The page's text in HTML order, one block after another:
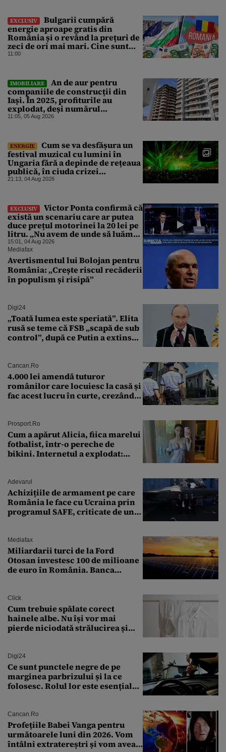
EXCLUSIV
Bulgarii cumpără
energie aproape gratis din
România și o revând la prețuri de
zeci de ori mai mari. Cine sunt
noii „băieți deștepți” din energie
11:00
IMOBILIARE
An de aur pentru
companiile de construcții din
Iași. În 2025, profiturile au
explodat, deși numărul
angajaților a scăzut
11:05, 05 Aug 2026
ENERGIE
Cum se va desfășura un
festival muzical cu lumini în
Ungaria fără a depinde de rețeaua
publică, în ciuda crizei
energetice
21:13, 04 Aug 2026
EXCLUSIV
Victor Ponta confirmă că
există un scenariu care ar putea
duce prețul motorinei la 20 lei pe
litru. „Nu avem de unde să luăm
petrol”
15:01, 04 Aug 2026
Mediafax
Avertismentul lui Bolojan pentru
România: „Crește riscul recăderii
în populism și risipă”
Digi24
„Toată lumea este speriată”. Elita
rusă se teme că FSB „scapă de sub
control”, după ce Putin a extins
Cancan.ro
4.000 lei amendă tuturor
românilor care locuiesc la casă și
fac acest lucru în curte, crezând
Prosport.ro
Cum a apărut Alicia, fiica marelui
fotbalist, într-o pereche de
bikini. Internetul a explodat:
Adevarul
Achizițiile de armament pe care
România le face cu Ucraina prin
programul SAFE, criticate de un
Mediafax
Miliardarii turci de la Ford
Otosan investesc 100 de milioane
de euro în România. Banca
Click
Cum trebuie spălate corect
hainele albe. Nu își vor mai
pierde niciodată strălucirea și
Digi24
Ce sunt punctele negre de pe
marginea parbrizului și la ce
folosesc. Rolul lor este esențial
Cancan.ro
Profețiile Babei Vanga pentru
următoarele luni din 2026. Vom
întâlni extratereștri și vom avea